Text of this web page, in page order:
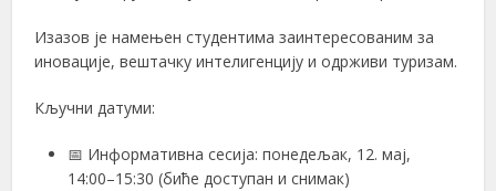
Изазов је намењен студентима заинтересованим за
иновације, вештачку интелигенцију и одрживи туризам.
Кључни датуми:
📅 Информативна сесија: понедељак, 12. мај,
14:00–15:30 (биће доступан и снимак)